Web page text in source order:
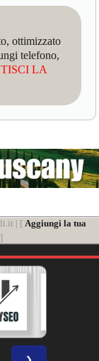
ottimizzato
telefono,
LA
| [ Aggiungi la tua